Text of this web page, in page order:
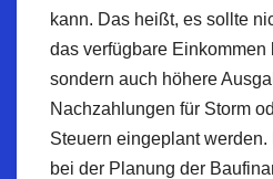
kann. Das heißt, es sollte
das verfügbare Einkommen
sondern auch höhere
Nachzahlungen für Storm
Steuern eingeplant
bei der Planung der